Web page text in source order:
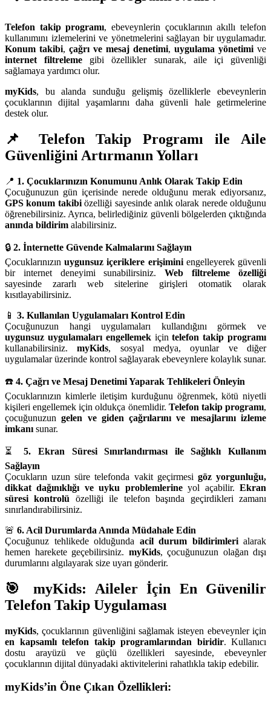
Telefon takip programı, ebeveynlerin çocuklarının akıllı telefon
kullanımını izlemelerini ve yönetmelerini sağlayan bir uygulamadır.
Konum takibi, çağrı ve mesaj denetimi, uygulama yönetimi ve
internet filtreleme gibi özellikler sunarak, aile içi güvenliği
sağlamaya yardımcı olur.
myKids, bu alanda sunduğu gelişmiş özelliklerle ebeveynlerin
çocuklarının dijital yaşamlarını daha güvenli hale getirmelerine
destek olur.
📌 Telefon Takip Programı ile Aile
Güvenliğini Artırmanın Yolları
📍 1. Çocuklarınızın Konumunu Anlık Olarak Takip Edin
Çocuğunuzun gün içerisinde nerede olduğunu merak ediyorsanız,
GPS konum takibiözelliği sayesinde anlık olarak nerede olduğunu
öğrenebilirsiniz. Ayrıca, belirlediğiniz güvenli bölgelerden çıktığında
anında bildirim alabilirsiniz.
🔒 2. İnternette Güvende Kalmalarını Sağlayın
Çocuklarınızınuygunsuz içeriklere erişiminiengelleyerek güvenli
bir internet deneyimi sunabilirsiniz.Web filtreleme özelliği
sayesinde zararlı web sitelerine girişleri otomatik olarak
kısıtlayabilirsiniz.
📱 3. Kullanılan Uygulamaları Kontrol Edin
Çocuğunuzun hangi uygulamaları kullandığını görmek ve
uygunsuz uygulamaları engellemekiçintelefon takip programı
kullanabilirsiniz.myKids, sosyal medya, oyunlar ve diğer
uygulamalar üzerinde kontrol sağlayarak ebeveynlere kolaylık sunar.
☎️ 4. Çağrı ve Mesaj Denetimi Yaparak Tehlikeleri Önleyin
Çocuklarınızın kimlerle iletişim kurduğunu öğrenmek, kötü niyetli
kişileri engellemek için oldukça önemlidir. Telefon takip programı,
çocuğunuzungelen ve giden çağrılarını ve mesajlarını izleme
imkanı sunar.
⏳5. Ekran Süresi Sınırlandırması ile Sağlıklı Kullanım
Sağlayın
Çocukların uzun süre telefonda vakit geçirmesi göz yorgunluğu,
dikkat dağınıklığı ve uyku problemlerineyol açabilir.Ekran
süresi kontrolü özelliği ile telefon başında geçirdikleri zamanı
sınırlandırabilirsiniz.
🚨 6. Acil Durumlarda Anında Müdahale Edin
Çocuğunuz tehlikede olduğunda acil durum bildirimlerialarak
hemen harekete geçebilirsiniz. myKids, çocuğunuzun olağan dışı
durumlarını algılayarak size uyarı gönderir.
🎯 myKids: Aileler İçin En Güvenilir
Telefon Takip Uygulaması
myKids, çocuklarının güvenliğini sağlamak isteyen ebeveynler için
en kapsamlı telefon takip programlarından biridir. Kullanıcı
dostu arayüzü ve güçlü özellikleri sayesinde, ebeveynler
çocuklarının dijital dünyadaki aktivitelerini rahatlıkla takip edebilir.
myKids’in Öne Çıkan Özellikleri: